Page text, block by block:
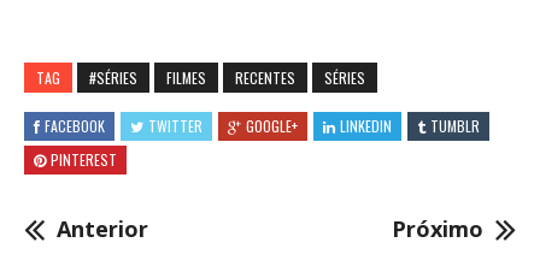
TAG #SÉRIES FILMES RECENTES SÉRIES
FACEBOOK TWITTER GOOGLE+ LINKEDIN
TUMBLR
PINTEREST
Anterior Próximo